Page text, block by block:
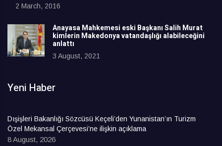
2 March, 2016
Anayasa Mahkemesi eski Başkanı Salih Murat
kimlerin Makedonya vatandaşlığı alabileceğini
anlattı
3 August, 2021
Yeni Haber
Dışişleri Bakanlığı Sözcüsü Keçeli’den Yunanistan’ın Turizm
Özel Mekansal Çerçevesi’ne ilişkin açıklama
8 August, 2026